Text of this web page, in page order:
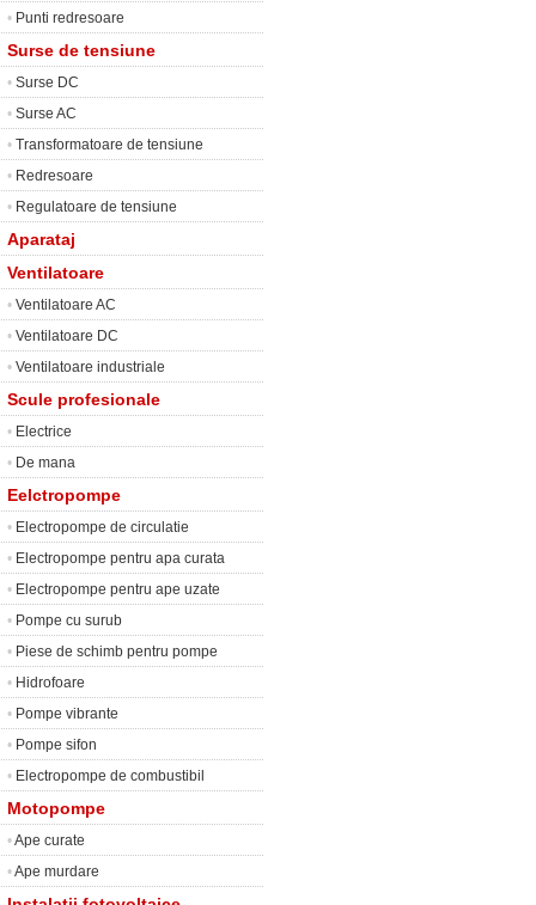
• Punti redresoare
Surse de tensiune
• Surse DC
• Surse AC
• Transformatoare de tensiune
• Redresoare
• Regulatoare de tensiune
Aparataj
Ventilatoare
• Ventilatoare AC
• Ventilatoare DC
• Ventilatoare industriale
Scule profesionale
• Electrice
• De mana
Eelctropompe
• Electropompe de circulatie
• Electropompe pentru apa curata
• Electropompe pentru ape uzate
• Pompe cu surub
• Piese de schimb pentru pompe
• Hidrofoare
• Pompe vibrante
• Pompe sifon
• Electropompe de combustibil
Motopompe
•Ape curate
•Ape murdare